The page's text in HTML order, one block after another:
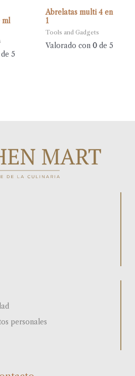
ml
de 5
Abrelatas multi 4 en
1
Tools and Gadgets
Valorado con 0de 5
personales